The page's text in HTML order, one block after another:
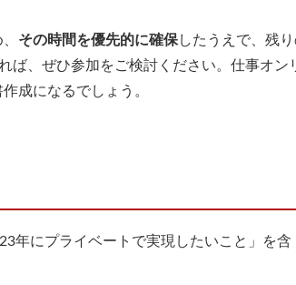
その時間を優先的に確保したうえで、残
ば、ぜひ参加をご検討ください。仕事オン
成になるでしょう。
年にプライベートで実現したいこと」を含